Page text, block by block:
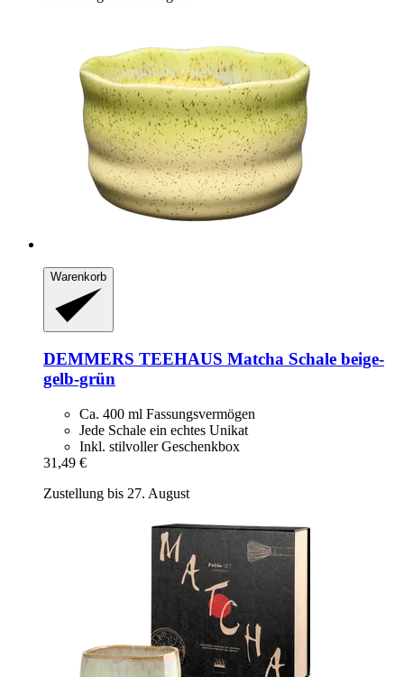
Warenkorb
DEMMERS TEEHAUS Matcha Schale beige-​
gelb-​grün
Ca. 400 ml Fassungsvermögen
Jede Schale ein echtes Unikat
Inkl. stilvoller Geschenkbox
31,49 €
Zustellung bis 27. August